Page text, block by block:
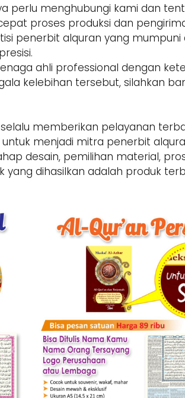
perlu menghubungi kami dan
proses produksi dan
penerbit alquran yang
ahli professional dengan
kelebihan tersebut, silahkan
memberikan pelayanan
menjadi mitra penerbit
desain, pemilihan material,
dihasilkan adalah produk